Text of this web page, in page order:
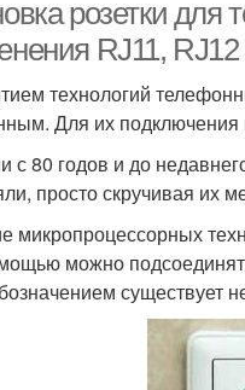
розетки для
RJ11, RJ12
технологий
Для их подключения
с 80 годов и до
просто скручивая их
микропроцессорных
можно
существует